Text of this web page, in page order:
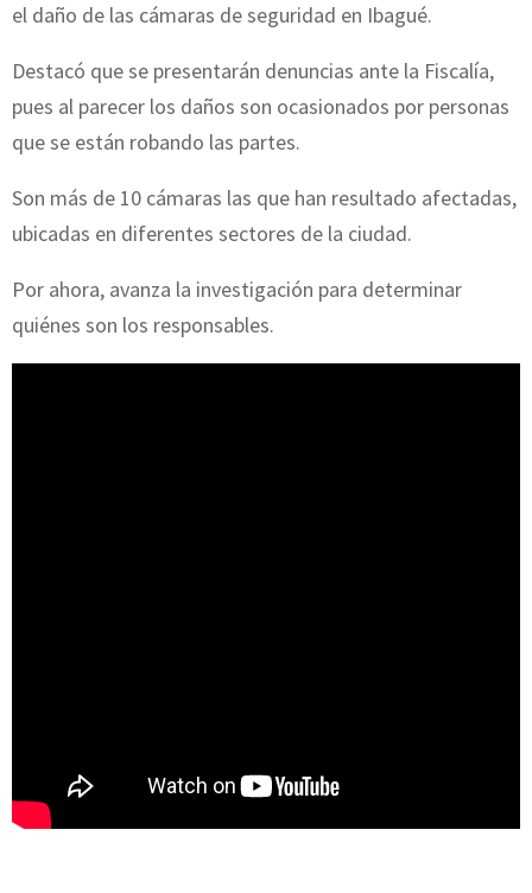
el daño de las cámaras de seguridad en Ibagué.
Destacó que se presentarán denuncias ante la Fiscalía,
pues al parecer los daños son ocasionados por personas
que se están robando las partes.
Son más de 10 cámaras las que han resultado afectadas,
ubicadas en diferentes sectores de la ciudad.
Por ahora, avanza la investigación para determinar
quiénes son los responsables.